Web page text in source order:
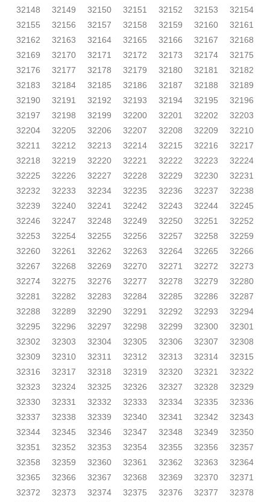
32148
32149 32150 32151 32152 32153
32154
32155
32156 32157 32158 32159 32160
32161
32162
32163 32164 32165 32166 32167
32168
32169
32170 32171 32172 32173 32174
32175
32176
32177 32178 32179 32180 32181
32182
32183
32184 32185 32186 32187 32188
32189
32190
32191 32192 32193 32194 32195
32196
32197
32198 32199 32200 32201 32202
32203
32204
32205 32206 32207 32208 32209
32210
32211
32212 32213 32214 32215 32216
32217
32218
32219 32220 32221 32222 32223
32224
32225
32226 32227 32228 32229 32230
32231
32232
32233 32234 32235 32236 32237
32238
32239
32240 32241 32242 32243 32244
32245
32246
32247 32248 32249 32250 32251
32252
32253
32254 32255 32256 32257 32258
32259
32260
32261 32262 32263 32264 32265
32266
32267
32268 32269 32270 32271 32272
32273
32274
32275 32276 32277 32278 32279
32280
32281
32282 32283 32284 32285 32286
32287
32288
32289 32290 32291 32292 32293
32294
32295
32296 32297 32298 32299 32300
32301
32302
32303 32304 32305 32306 32307
32308
32309
32310 32311 32312 32313 32314
32315
32316
32317 32318 32319 32320 32321
32322
32323
32324 32325 32326 32327 32328
32329
32330
32331 32332 32333 32334 32335
32336
32337
32338 32339 32340 32341 32342
32343
32344
32345 32346 32347 32348 32349
32350
32351
32352 32353 32354 32355 32356
32357
32358
32359 32360 32361 32362 32363
32364
32365
32366 32367 32368 32369 32370
32371
32372
32373 32374 32375 32376 32377
32378